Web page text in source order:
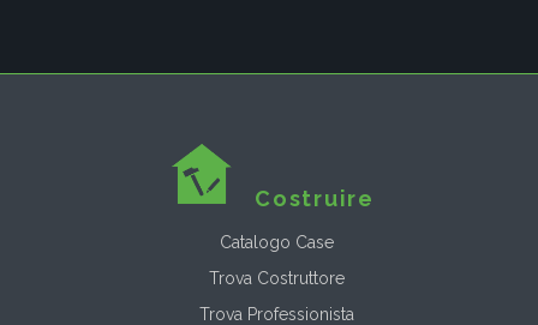
Costruire
Catalogo Case
Trova Costruttore
Trova Professionista